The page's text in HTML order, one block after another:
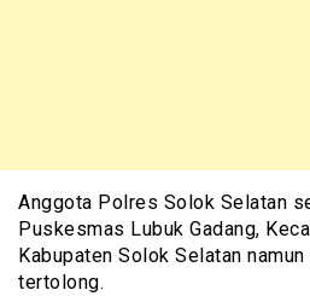
Anggota Polres Solok Selatan
Puskesmas Lubuk Gadang,
Kabupaten Solok Selatan
tertolong.